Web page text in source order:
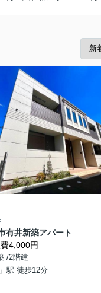
有井新築アパート
4,000円
/2階建
駅 徒歩12分